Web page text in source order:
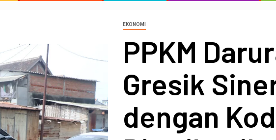
EKONOMI
PPKM
Gresik
dengan